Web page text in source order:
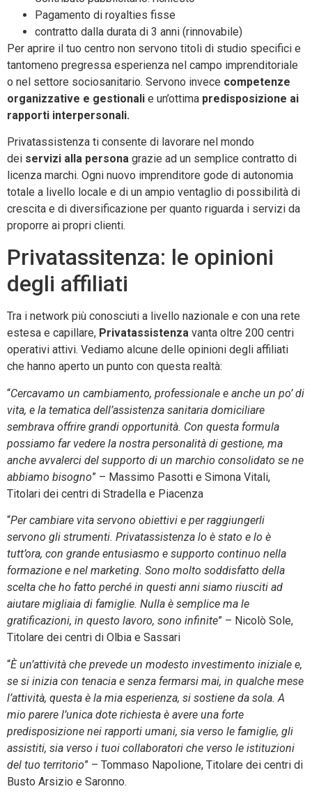
Pagamento di royalties fisse
contratto dalla durata di 3 anni (rinnovabile)
Per aprire il tuo centro non servono titoli di studio specifici e
tantomeno pregressa esperienza nel campo imprenditoriale
o nel settore sociosanitario. Servono invece competenze
organizzative e gestionali e un’ottima predisposizione ai
rapporti interpersonali.
Privatassistenza ti consente di lavorare nel mondo
dei servizi alla persona grazie ad un semplice contratto di
licenza marchi. Ogni nuovo imprenditore gode di autonomia
totale a livello locale e di un ampio ventaglio di possibilità di
crescita e di diversificazione per quanto riguarda i servizi da
proporre ai propri clienti.
Privatassitenza: le opinioni
degli affiliati
Tra i network più conosciuti a livello nazionale e con una rete
estesa e capillare, Privatassistenza vanta oltre 200 centri
operativi attivi. Vediamo alcune delle opinioni degli affiliati
che hanno aperto un punto con questa realtà:
“Cercavamo un cambiamento, professionale e anche un po’ di
vita, e la tematica dell’assistenza sanitaria domiciliare
sembrava offrire grandi opportunità. Con questa formula
possiamo far vedere la nostra personalità di gestione, ma
anche avvalerci del supporto di un marchio consolidato se ne
abbiamo bisogno” – Massimo Pasotti e Simona Vitali,
Titolari dei centri di Stradella e Piacenza
“Per cambiare vita servono obiettivi e per raggiungerli
servono gli strumenti. Privatassistenza lo è stato e lo è
tutt’ora, con grande entusiasmo e supporto continuo nella
formazione e nel marketing. Sono molto soddisfatto della
scelta che ho fatto perché in questi anni siamo riusciti ad
aiutare migliaia di famiglie. Nulla è semplice ma le
gratificazioni, in questo lavoro, sono infinite” – Nicolò Sole,
Titolare dei centri di Olbia e Sassari
“È un’attività che prevede un modesto investimento iniziale e,
se si inizia con tenacia e senza fermarsi mai, in qualche mese
l’attività, questa è la mia esperienza, si sostiene da sola. A
mio parere l’unica dote richiesta è avere una forte
predisposizione nei rapporti umani, sia verso le famiglie, gli
assistiti, sia verso i tuoi collaboratori che verso le istituzioni
del tuo territorio” – Tommaso Napolione, Titolare dei centri di
Busto Arsizio e Saronno.